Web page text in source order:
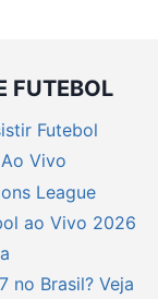
FUTEBOL
Futebol
Vivo
League
ao Vivo 2026
no Brasil? Veja